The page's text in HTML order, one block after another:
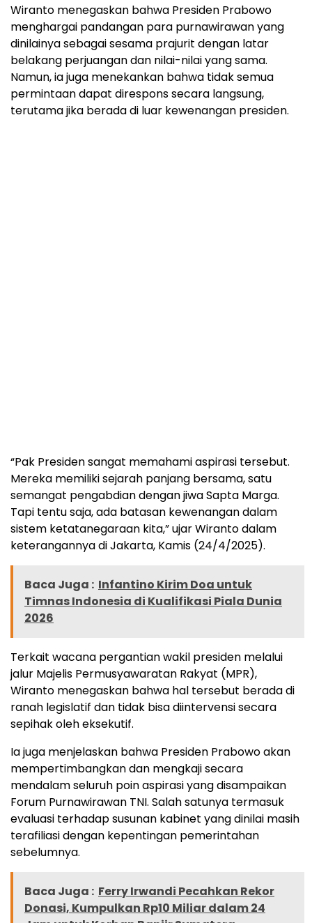
Wiranto menegaskan bahwa Presiden Prabowo
menghargai pandangan para purnawirawan yang
dinilainya sebagai sesama prajurit dengan latar
belakang perjuangan dan nilai-nilai yang sama.
Namun, ia juga menekankan bahwa tidak semua
permintaan dapat direspons secara langsung,
terutama jika berada di luar kewenangan presiden.
“Pak Presiden sangat memahami aspirasi tersebut.
Mereka memiliki sejarah panjang bersama, satu
semangat pengabdian dengan jiwa Sapta Marga.
Tapi tentu saja, ada batasan kewenangan dalam
sistem ketatanegaraan kita,” ujar Wiranto dalam
keterangannya di Jakarta, Kamis (24/4/2025).
Baca Juga : Infantino Kirim Doa untuk
Timnas Indonesia di Kualifikasi Piala Dunia
2026
Terkait wacana pergantian wakil presiden melalui
jalur Majelis Permusyawaratan Rakyat (MPR),
Wiranto menegaskan bahwa hal tersebut berada di
ranah legislatif dan tidak bisa diintervensi secara
sepihak oleh eksekutif.
Ia juga menjelaskan bahwa Presiden Prabowo akan
mempertimbangkan dan mengkaji secara
mendalam seluruh poin aspirasi yang disampaikan
Forum Purnawirawan TNI. Salah satunya termasuk
evaluasi terhadap susunan kabinet yang dinilai masih
terafiliasi dengan kepentingan pemerintahan
sebelumnya.
Baca Juga : Ferry Irwandi Pecahkan Rekor
Donasi, Kumpulkan Rp10 Miliar dalam 24